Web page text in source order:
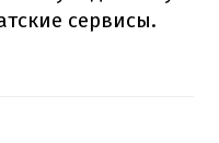
сервисы.